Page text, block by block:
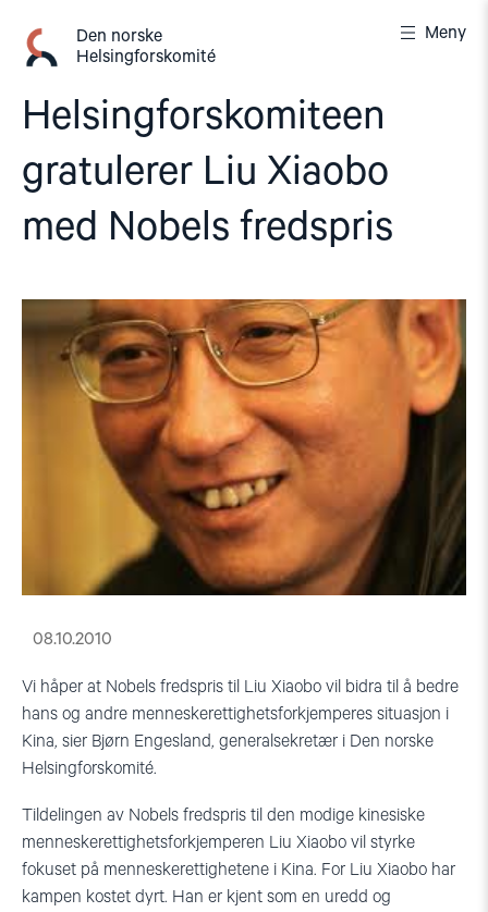
innhold
Den norske
Helsingforskomité
Meny
Helsingforskomiteen
gratulerer Liu Xiaobo
med Nobels fredspris
08.10.2010
Vi håper at Nobels fredspris til Liu Xiaobo vil bidra til å bedre
hans og andre menneskerettighetsforkjemperes situasjon i
Kina, sier Bjørn Engesland, generalsekretær i Den norske
Helsingforskomité.
Tildelingen av Nobels fredspris til den modige kinesiske
menneskerettighetsforkjemperen Liu Xiaobo vil styrke
fokuset på menneskerettighetene i Kina. For Liu Xiaobo har
kampen kostet dyrt. Han er kjent som en uredd og